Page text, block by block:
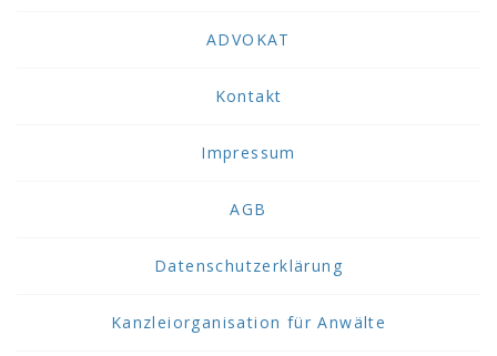
ADVOKAT
Kontakt
Impressum
AGB
Datenschutzerklärung
Kanzleiorganisation für Anwälte